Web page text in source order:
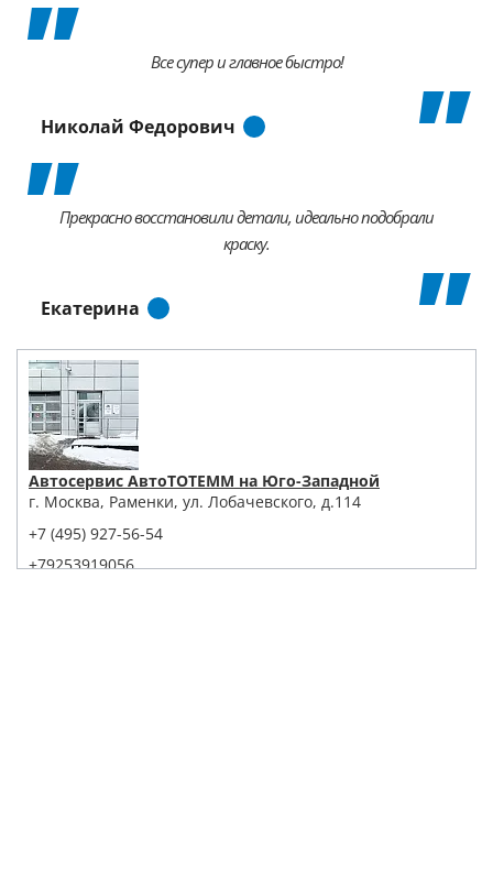
Все супер и главное быстро!
Николай Федорович
Прекрасно восстановили детали, идеально подобрали
краску.
Екатерина
Автосервис АвтоТОТЕММ на Юго-Западной
г. Москва, Раменки, ул. Лобачевского, д.114
+7 (495) 927-56-54
+79253919056